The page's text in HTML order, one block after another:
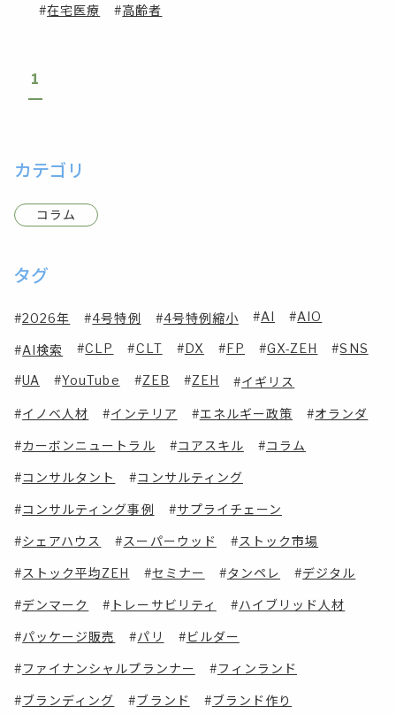
在宅医療 高齢者
1
カテゴリ
コラム
タグ
2026年 4号特例 4号特例縮小 AI AIO
AI検索 CLP CLT DX FP GX-ZEH SNS
UA YouTube ZEB ZEH イギリス
イノベ人材 インテリア エネルギー政策 オランダ
カーボンニュートラル コアスキル コラム
コンサルタント コンサルティング
コンサルティング事例 サプライチェーン
シェアハウス スーパーウッド ストック市場
ストック平均ZEH セミナー タンペレ デジタル
デンマーク トレーサビリティ ハイブリッド人材
パッケージ販売 パリ ビルダー
ファイナンシャルプランナー フィンランド
ブランディング ブランド ブランド作り